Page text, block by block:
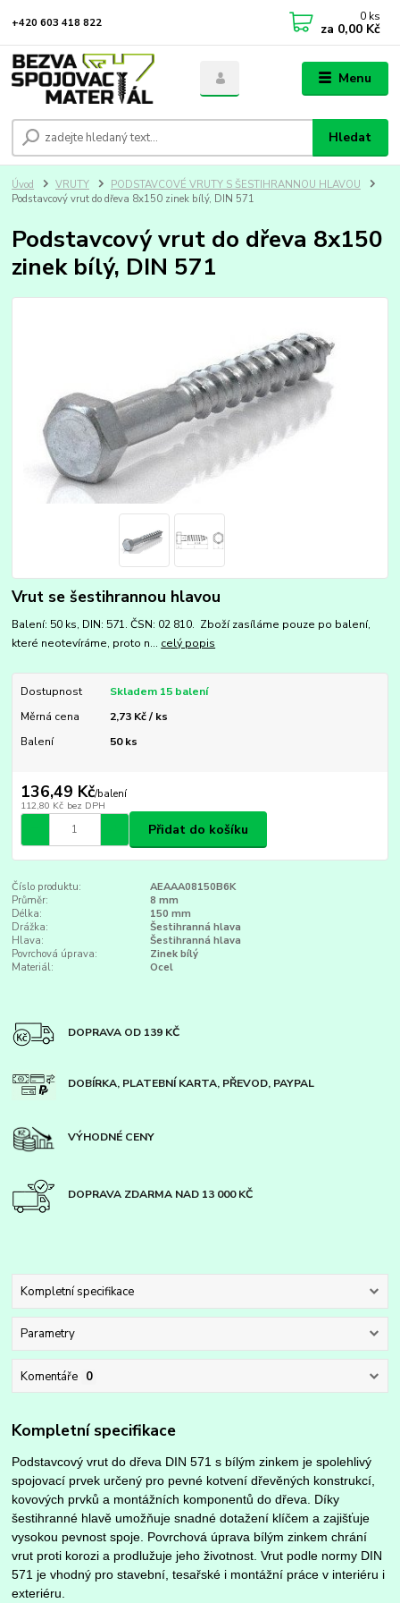
Menu
Hledat
+420 603 418 822 0 ks
za 0,00 Kč
Úvod VRUTY
PODSTAVCOVÉ VRUTY S ŠESTIHRANNOU HLAVOU
Podstavcový vrut do dřeva 8x150 zinek bílý, DIN 571
Podstavcový vrut do dřeva 8x150
zinek bílý, DIN 571
Vrut se šestihrannou hlavou
Balení: 50 ks, DIN: 571. ČSN: 02 810. Zboží zasíláme pouze po balení,
které neotevíráme, proto n... celý popis
Dostupnost
Skladem 15 balení
Měrná cena
2,73 Kč / ks
Balení
50 ks
136,49 Kč/balení
112,80 Kč bez DPH
Přidat do košíku
Číslo produktu:
AEAAA08150B6K
Průměr:
8 mm
Délka:
150 mm
Drážka:
Šestihranná hlava
Hlava:
Šestihranná hlava
Povrchová úprava:
Zinek bílý
Materiál:
Ocel
DOPRAVA OD 139 KČ
DOBÍRKA, PLATEBNÍ KARTA, PŘEVOD, PAYPAL
VÝHODNÉ CENY
DOPRAVA ZDARMA NAD 13 000 KČ
Kompletní specifikace
Parametry
Komentáře 0
Kompletní specifikace
Podstavcový vrut do dřeva DIN 571 s bílým zinkem je spolehlivý
spojovací prvek určený pro pevné kotvení dřevěných konstrukcí,
kovových prvků a montážních komponentů do dřeva. Díky
šestihranné hlavě umožňuje snadné dotažení klíčem a zajišťuje
vysokou pevnost spoje. Povrchová úprava bílým zinkem chrání
vrut proti korozi a prodlužuje jeho životnost. Vrut podle normy DIN
571 je vhodný pro stavební, tesařské i montážní práce v interiéru i
exteriéru.